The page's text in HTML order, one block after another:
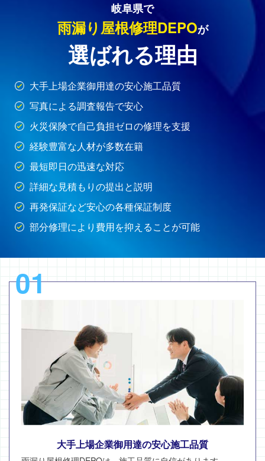
岐阜県で
雨漏り屋根修理DEPOが
選ばれる理由
大手上場企業御用達の安心施工品質
写真による調査報告で安心
火災保険で自己負担ゼロの修理を支援
経験豊富な人材が多数在籍
最短即日の迅速な対応
詳細な見積もりの提出と説明
再発保証など安心の各種保証制度
部分修理により費用を抑えることが可能
01
大手上場企業御用達の安心施工品質